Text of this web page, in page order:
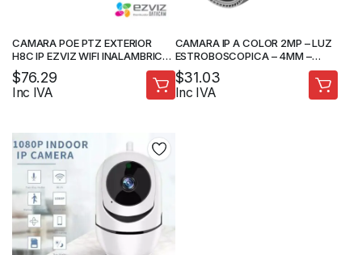
CAMARA POE PTZ EXTERIOR
H8C IP EZVIZ WIFI INALAMBRICA
AUDIO DOBLE VIA – CAMARAS DE
SEGURIDAD
$76.29
Inc IVA
CAMARA IP A COLOR 2MP – LUZ
ESTROBOSCOPICA – 4MM –
AUDIO DOBLE VIA – IR 20M –
SLOT SD – MARCA EZVIZ
$31.03
Inc IVA